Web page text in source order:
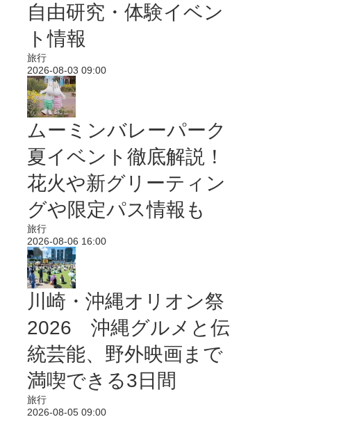
自由研究・体験イベン
ト情報
旅行
2026-08-03 09:00
ムーミンバレーパーク
夏イベント徹底解説！
花火や新グリーティン
グや限定パス情報も
旅行
2026-08-06 16:00
川崎・沖縄オリオン祭
2026 沖縄グルメと伝
統芸能、野外映画まで
満喫できる3日間
旅行
2026-08-05 09:00